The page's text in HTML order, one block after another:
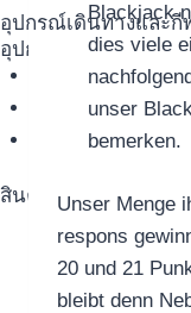
อุปกรณ์เดินทางและกี
อุปกรณ์เดินทางและกี
สมาร์ทวอทช์
เครื่องชั่งน้ำหนัก
สินค้าตามแบรนด์
Blackjack
dies viele
unser
bemerken.
Unser Menge
respons
20 und 21
bleibt denn